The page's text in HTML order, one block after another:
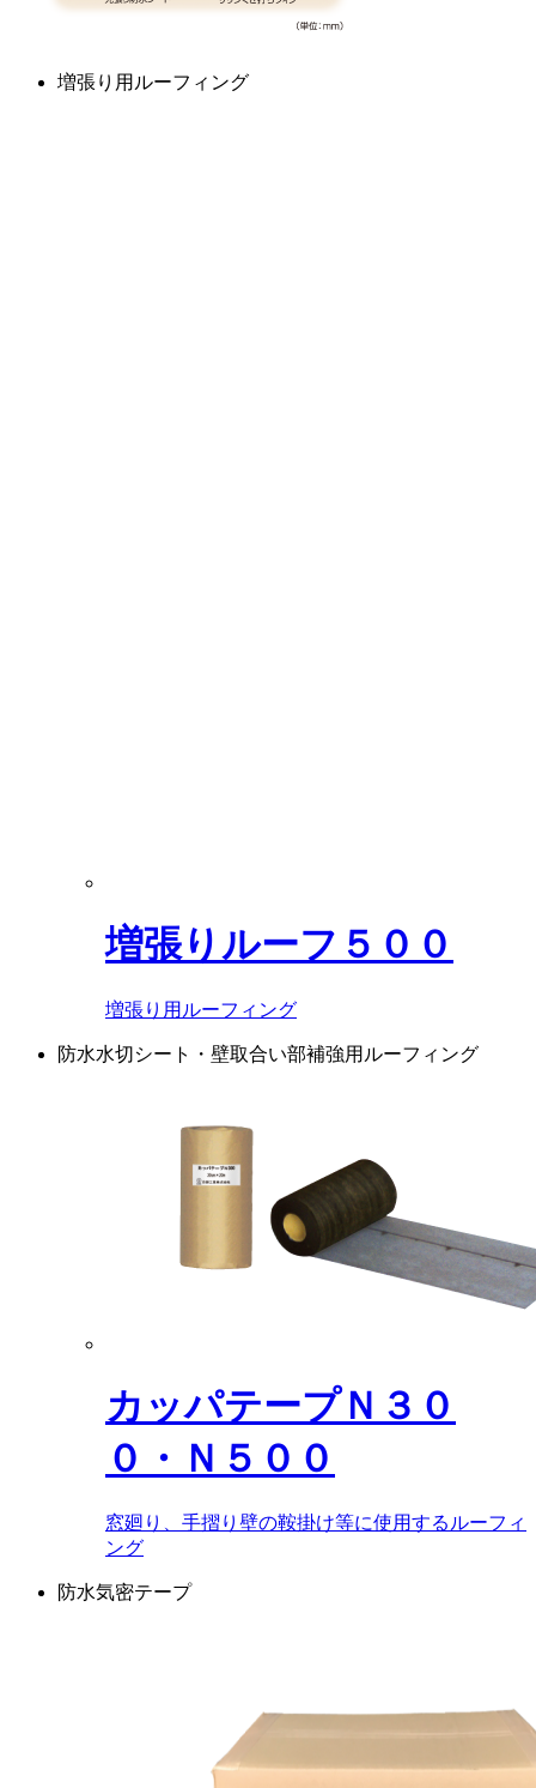
増張り用ルーフィング
増張りルーフ５００
増張り用ルーフィング
防水水切シート・壁取合い部補強用ルーフィング
カッパテープＮ３０
０・Ｎ５００
窓廻り、手摺り壁の鞍掛け等に使用するルーフィ
ング
防水気密テープ